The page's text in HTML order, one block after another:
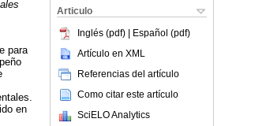
Articulo
Inglés (pdf) | Español (pdf)
Artículo en XML
Referencias del artículo
Como citar este artículo
SciELO Analytics
para
en